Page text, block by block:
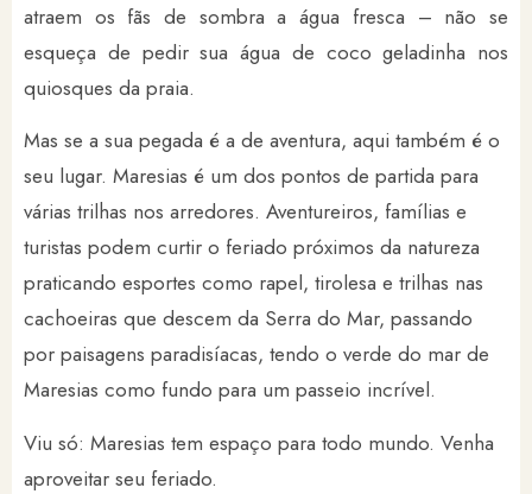
atraem os fãs de sombra a água fresca – não se
esqueça de pedir sua água de coco geladinha nos
quiosques da praia.
Mas se a sua pegada é a de aventura, aqui também é o
seu lugar. Maresias é um dos pontos de partida para
várias trilhas nos arredores. Aventureiros, famílias e
turistas podem curtir o feriado próximos da natureza
praticando esportes como rapel, tirolesa e trilhas nas
cachoeiras que descem da Serra do Mar, passando
por paisagens paradisíacas, tendo o verde do mar de
Maresias como fundo para um passeio incrível.
Viu só: Maresias tem espaço para todo mundo. Venha
aproveitar seu feriado.